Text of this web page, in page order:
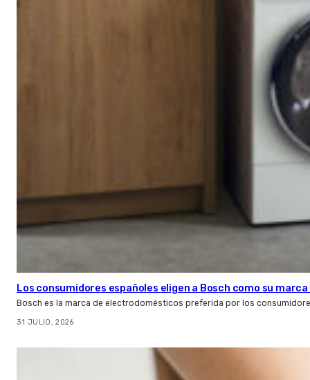
Los consumidores españoles eligen a Bosch como su
Bosch es la marca de electrodomésticos preferida por los
31 JULIO, 2026